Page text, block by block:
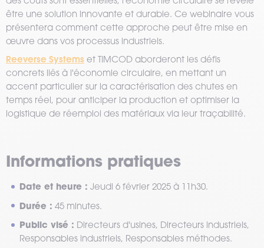
être une solution innovante et durable. Ce webinaire vous
présentera comment cette approche peut être mise en
œuvre dans vos processus industriels.
Reeverse Systems et TIMCOD aborderont les défis
concrets liés à l'économie circulaire, en mettant un
accent particulier sur la caractérisation des chutes en
temps réel, pour anticiper la production et optimiser la
logistique de réemploi des matériaux via leur traçabilité.
Informations pratiques
Date et heure : Jeudi 6 février 2025 à 11h30.
Durée : 45 minutes.
Public visé : Directeurs d'usines, Directeurs industriels,
Responsables industriels, Responsables méthodes.